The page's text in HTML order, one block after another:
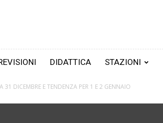
DIDATTICA STAZIONI
31 DICEMBRE E TENDENZA PER 1 E 2 GENNAIO